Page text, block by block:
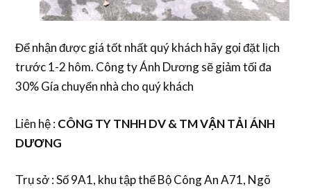
Để nhận được giá tốt nhất quý khách hãy gọi đặt lịch
trước 1-2 hôm. Công ty Ánh Dương sẽ giảm tối đa
30% Gía chuyển nhà cho quý khách
Liên hệ :CÔNG TY TNHH DV & TM VẬN TẢI ÁNH
DƯƠNG
Trụ sở : Số 9A1, khu tập thể Bộ Công An A71, Ngõ